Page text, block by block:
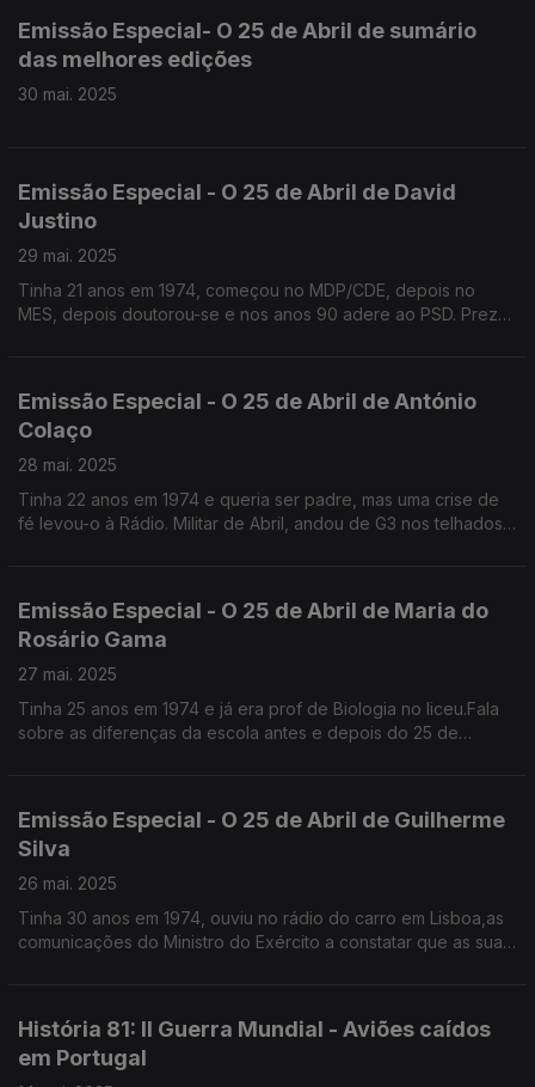
Emissão Especial- O 25 de Abril de sumário
das melhores edições
30 mai. 2025
Emissão Especial - O 25 de Abril de David
Justino
29 mai. 2025
Tinha 21 anos em 1974, começou no MDP/CDE, depois no
MES, depois doutorou-se e nos anos 90 adere ao PSD. Preza
Emissão Especial - O 25 de Abril de António
Colaço
28 mai. 2025
Tinha 22 anos em 1974 e queria ser padre, mas uma crise de
fé levou-o à Rádio. Militar de Abril, andou de G3 nos telhados
Emissão Especial - O 25 de Abril de Maria do
Rosário Gama
27 mai. 2025
Tinha 25 anos em 1974 e já era prof de Biologia no liceu.Fala
sobre as diferenças da escola antes e depois do 25 de
Emissão Especial - O 25 de Abril de Guilherme
Silva
26 mai. 2025
Tinha 30 anos em 1974, ouviu no rádio do carro em Lisboa,as
comunicações do Ministro do Exército a constatar que as suas
História 81: II Guerra Mundial - Aviões caídos
em Portugal